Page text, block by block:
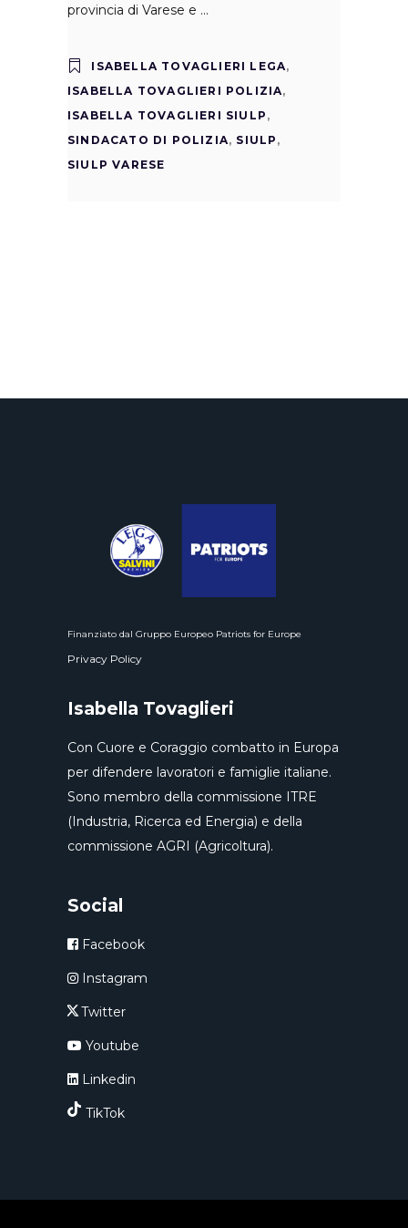
provincia di Varese e
ISABELLA TOVAGLIERI LEGA,
ISABELLA TOVAGLIERI POLIZIA,
ISABELLA TOVAGLIERI SIULP ,
SINDACATO DI POLIZIA, SIULP ,
SIULP VARESE
Finanziato dal Gruppo Europeo Patriots for Europe
Privacy Policy
Isabella Tovaglieri
Con Cuore e Coraggio combatto in Europa
per difendere lavoratori e famiglie italiane.
Sono membro della commissione ITRE
(Industria, Ricerca ed Energia) e della
commissione AGRI (Agricoltura).
Social
Facebook
Instagram
Twitter
Youtube
Linkedin
TikTok